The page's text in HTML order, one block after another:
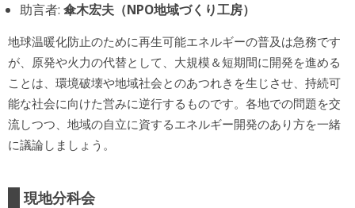
助言者: 傘木宏夫（NPO地域づくり工房）
地球温暖化防止のために再生可能エネルギーの普及は急務です
が、原発や火力の代替として、大規模＆短期間に開発を進める
ことは、環境破壊や地域社会とのあつれきを生じさせ、持続可
能な社会に向けた営みに逆行するものです。各地での問題を交
流しつつ、地域の自立に資するエネルギー開発のあり方を一緒
に議論しましょう。
現地分科会